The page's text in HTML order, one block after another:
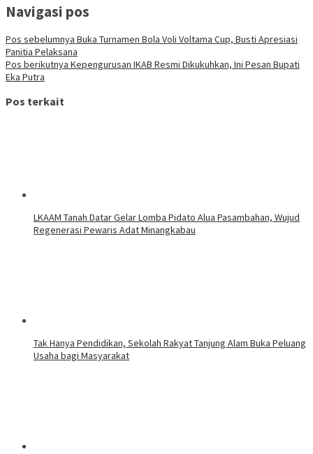
Navigasi pos
Pos sebelumnya Buka Turnamen Bola Voli Voltama Cup, Busti Apresiasi
Panitia Pelaksana
Pos berikutnya Kepengurusan IKAB Resmi Dikukuhkan, Ini Pesan Bupati
Eka Putra
Pos terkait
LKAAM Tanah Datar Gelar Lomba Pidato Alua Pasambahan, Wujud
Regenerasi Pewaris Adat Minangkabau
Tak Hanya Pendidikan, Sekolah Rakyat Tanjung Alam Buka Peluang
Usaha bagi Masyarakat